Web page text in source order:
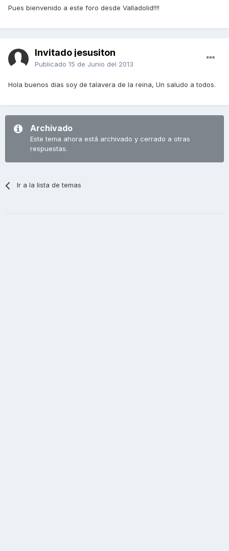
Pues bienvenido a este foro desde Valladolid!!!!
Invitado jesusiton
Publicado 15 de Junio del 2013
Hola buenos dias soy de talavera de la reina, Un saludo a todos.
Archivado
Este tema ahora está archivado y cerrado a otras
respuestas.
Ir a la lista de temas